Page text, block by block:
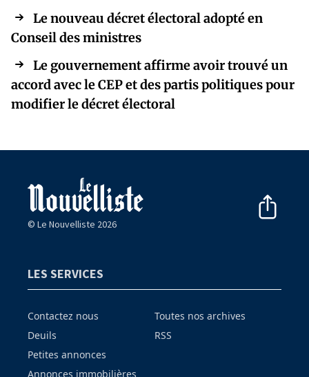
Le nouveau décret électoral adopté en
Conseil des ministres
Le gouvernement affirme avoir trouvé un
accord avec le CEP et des partis politiques pour
modifier le décret électoral
© Le Nouvelliste 2026
LES SERVICES
Contactez nous
Deuils
Petites annonces
Annonces immobilières
Toutes nos archives
RSS